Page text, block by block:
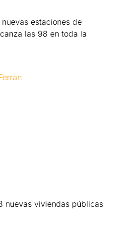
estaciones de
las 98 en toda la
nuevas viviendas públicas